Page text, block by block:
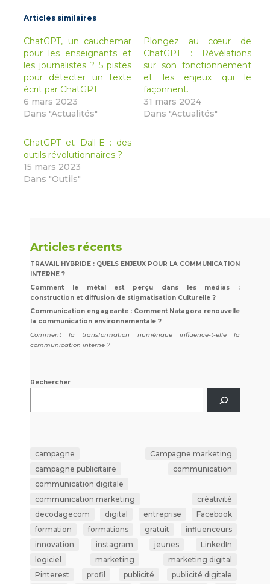
Twitter(ouvre
dans
une
fenêtre)
Facebook(ouvre
dans
une
fenêtre) fenêtre)
Articles similaires
ChatGPT, un cauchemar
pour les enseignants et
les journalistes ? 5 pistes
pour détecter un texte
écrit par ChatGPT
6 mars 2023
Dans "Actualités"
Plongez au cœur de
ChatGPT : Révélations
sur son fonctionnement
et les enjeux qui le
façonnent.
31 mars 2024
Dans "Actualités"
ChatGPT et Dall-E : des
outils révolutionnaires ?
15 mars 2023
Dans "Outils"
Articles récents
TRAVAIL HYBRIDE : QUELS ENJEUX POUR LA COMMUNICATION
INTERNE ?
Comment le métal est perçu dans les médias :
construction et diffusion de stigmatisation Culturelle ?
Communication engageante : Comment Natagora renouvelle
la communication environnementale ?
Comment la transformation numérique influence-t-elle la
communication interne ?
Rechercher
campagne
Campagne marketing
campagne publicitaire
communication
communication digitale
communication marketing
créativité
decodagecom
digital entreprise
Facebook
formation
formations gratuit
influenceurs
innovation
instagram jeunes
LinkedIn
logiciel
marketing
marketing digital
Pinterest
profil publicité
publicité digitale